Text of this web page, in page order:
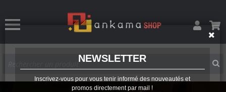
NEWSLETTER
Inscrivez-vous pour vous tenir informé des nouveautés et
promos directement par mail !